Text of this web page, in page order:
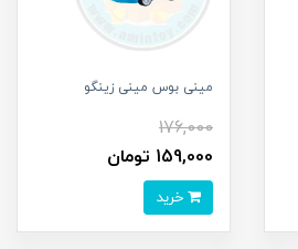
مینی بوس مینی زینگو
176,000
159,000 تومان